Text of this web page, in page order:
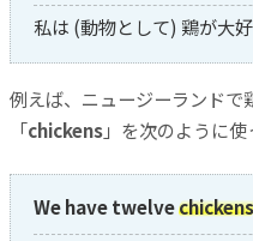
私は (動物として) 鶏が大
例えば、ニュージーランドで
「chickens」を次のように使
We have twelvechickens